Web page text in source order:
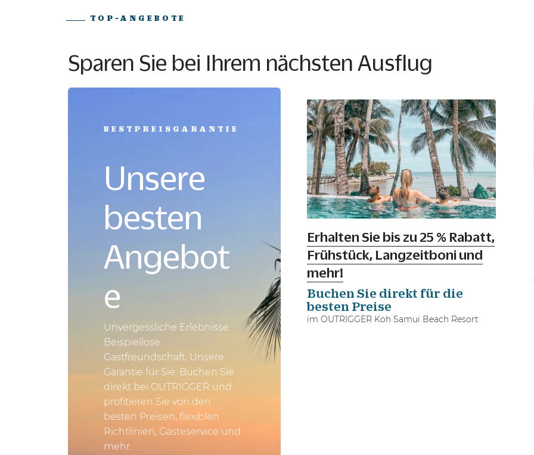
TOP-ANGEBOTE
Sparen Sie bei Ihrem nächsten Ausflug
BESTPREISGARANTIE
Unsere
besten
Angebot
e
Unvergessliche Erlebnisse.
Beispiellose
Gastfreundschaft. Unsere
Garantie für Sie: Buchen Sie
direkt bei OUTRIGGER und
profitieren Sie von den
besten Preisen, flexiblen
Richtlinien, Gästeservice und
mehr.
Erhalten Sie bis zu 25 % Rabatt,
Frühstück, Langzeitboni und
mehr!
Buchen Sie direkt für die
besten Preise
im OUTRIGGER Koh Samui Beach Resort